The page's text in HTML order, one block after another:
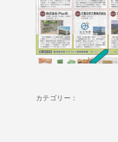
カテゴリー：